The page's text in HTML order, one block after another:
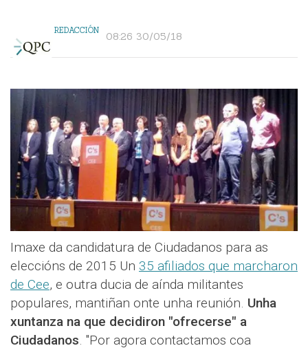
REDACCIÓN 08:26 30/05/18
Imaxe da candidatura de Ciudadanos para as
eleccións de 2015 Un 35 afiliados que marcharon
de Cee, e outra ducia de aínda militantes
populares, mantiñan onte unha reunión. Unha
xuntanza na que decidiron "ofrecerse" a
Ciudadanos . "Por agora contactamos coa